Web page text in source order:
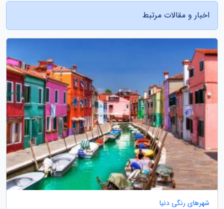
اخبار و مقالات مرتبط
شهرهای رنگی دنیا